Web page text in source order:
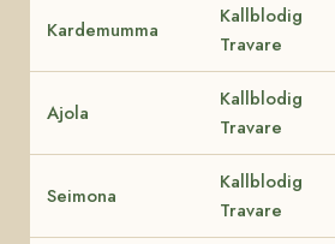
Kardemumma
Kallblodig
Travare
Ajola
Kallblodig
Travare
Seimona
Kallblodig
Travare